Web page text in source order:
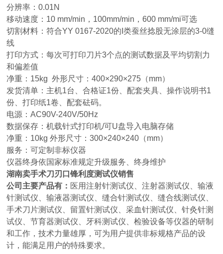
分辨率：0.01N
移动速度：10 mm/min，100mm/min，600 mm/mi可选
切割材料：符合YY 0167-2020的I类蚕丝捻股无涂层的3-0缝
线
打印方式：每次可打印刀片3个点的测试数据及平均切割力
和偏差值
净重：15kg 外形尺寸：400×290×275（mm）
发货清单：主机1台、合格证1份、配套夹具、操作说明书1
份、打印纸1卷、配套砝码。
电源：AC90V-240V/50Hz
数据保存：机载针式打印机/可U盘导入电脑存储
净重：10kg 外形尺寸：300×240×240（mm）
服务：可定制非标仪器
仪器终身依国家标准规定升级服务、终身维护
湖南卖手术刀刃口锋利度测试仪销售
公司主要产品有： 医用注射针测试仪、注射器测试仪、输液
针测试仪、输液器测试仪、缝合针测试仪、缝合线测试仪、
手术刀片测试仪、留置针测试仪、采血针测试仪、针灸针测
试仪、节育器测试仪、牙科测试仪、检验设备等仪器的研制
和工作，技术力量雄厚，可为用户提供非标规格产品的设
计，能满足用户的特殊要求。